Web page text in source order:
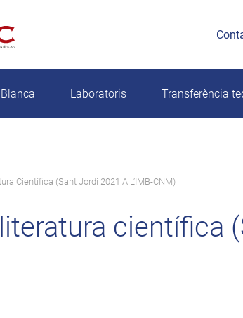
Laboratoris Transferència
Científica (Sant Jordi 2021 A L’IMB-CNM)
literatura científica